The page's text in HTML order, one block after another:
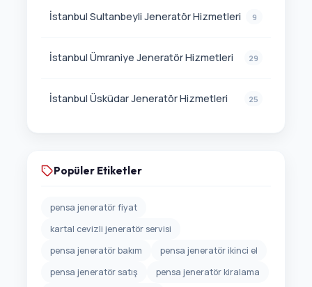
İstanbul Sultanbeyli Jeneratör Hizmetleri 9
İstanbul Ümraniye Jeneratör Hizmetleri 29
İstanbul Üsküdar Jeneratör Hizmetleri 25
Popüler Etiketler
pensa jeneratör fiyat
kartal cevizli jeneratör servisi
pensa jeneratör bakım
pensa jeneratör ikinci el
pensa jeneratör satış
pensa jeneratör kiralama